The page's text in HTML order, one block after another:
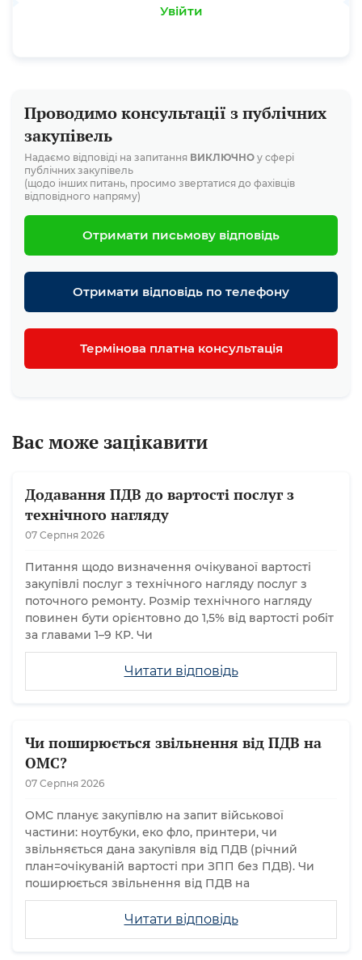
Увійти
Проводимо консультації з публічних
закупівель
Надаємо відповіді на запитання ВИКЛЮЧНО у сфері
публічних закупівель
(щодо інших питань, просимо звертатися до фахівців
відповідного напряму)
Отримати письмову відповідь
Отримати відповідь по телефону
Термінова платна консультація
Вас може зацікавити
Додавання ПДВ до вартості послуг з
технічного нагляду
07 Серпня 2026
Читати відповідь
Питання щодо визначення очікуваної вартості
закупівлі послуг з технічного нагляду послуг з
поточного ремонту. Розмір технічного нагляду
повинен бути орієнтовно до 1,5% від вартості робіт
за главами 1–9 КР. Чи
Чи поширюється звільнення від ПДВ на
ОМС?
07 Серпня 2026
Читати відповідь
ОМС планує закупівлю на запит військової
частини: ноутбуки, еко фло, принтери, чи
звільняється дана закупівля від ПДВ (річний
план=очікуваній вартості при ЗПП без ПДВ). Чи
поширюється звільнення від ПДВ на